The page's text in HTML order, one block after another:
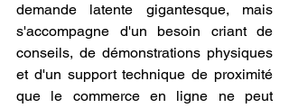
demande latente gigantesque, mais
s'accompagne d'un besoin criant de
conseils, de démonstrations physiques
et d'un support technique de proximité
que le commerce en ligne ne peut